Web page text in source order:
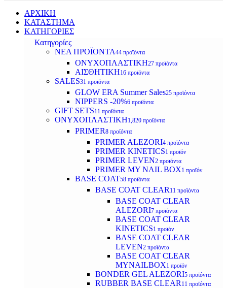
ΑΡΧΙΚΗ
ΚΑΤΑΣΤΗΜΑ
ΚΑΤΗΓΟΡΙΕΣ
Κατηγορίες
ΝΕΑ ΠΡΟΪΟΝΤΑ44 προϊόντα
ΟΝΥΧΟΠΛΑΣΤΙΚΗ27 προϊόντα
ΑΙΣΘΗΤΙΚΗ16 προϊόντα
SALES31 προϊόντα
GLOW ERA Summer Sales25 προϊόντα
NIPPERS -20%6 προϊόντα
GIFT SETS11 προϊόντα
ΟΝΥΧΟΠΛΑΣΤΙΚΗ1,820 προϊόντα
PRIMER8 προϊόντα
PRIMER ALEZORI4 προϊόντα
PRIMER KINETICS1 προϊόν
PRIMER LEVEN2 προϊόντα
PRIMER MY NAIL BOX1 προϊόν
BASE COAT58 προϊόντα
BASE COAT CLEAR 11 προϊόντα
BASE COAT CLEAR
ALEZORI7 προϊόντα
BASE COAT CLEAR
KINETICS1 προϊόν
BASE COAT CLEAR
LEVEN2 προϊόντα
BASE COAT CLEAR
MYNAILBOX1 προϊόν
BONDER GEL ALEZORI5 προϊόντα
RUBBER BASE CLEAR 11 προϊόντα